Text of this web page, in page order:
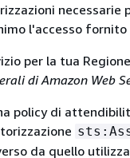
necessarie
l'accesso
per la tua
di Amazon Web
policy di
da quello